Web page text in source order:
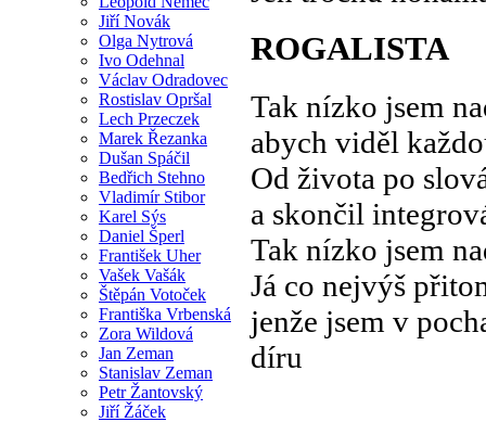
Jiří Novák
Olga Nytrová
Ivo Odehnal
Václav Odradovec
Rostislav Opršal
Lech Przeczek
Marek Řezanka
Dušan Spáčil
Bedřich Stehno
Vladimír Stibor
Karel Sýs
Daniel Šperl
František Uher
Vašek Vašák
Štěpán Votoček
Františka Vrbenská
Zora Wildová
Jan Zeman
Stanislav Zeman
Petr Žantovský
Jiří Žáček
ROGALISTA
Tak nízko jsem
abych viděl
Od života po
a skončil
Tak nízko jsem
Já co nejvýš
jenže jsem v
díru